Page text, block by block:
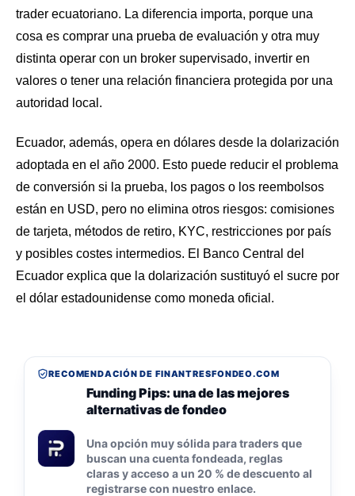
trader ecuatoriano. La diferencia importa, porque una
cosa es comprar una prueba de evaluación y otra muy
distinta operar con un broker supervisado, invertir en
valores o tener una relación financiera protegida por una
autoridad local.
Ecuador, además, opera en dólares desde la dolarización
adoptada en el año 2000. Esto puede reducir el problema
de conversión si la prueba, los pagos o los reembolsos
están en USD, pero no elimina otros riesgos: comisiones
de tarjeta, métodos de retiro, KYC, restricciones por país
y posibles costes intermedios. El Banco Central del
Ecuador explica que la dolarización sustituyó el sucre por
el dólar estadounidense como moneda oficial.
RECOMENDACIÓN DE FINANTRESFONDEO.COM
Funding Pips: una de las mejores
alternativas de fondeo
Una opción muy sólida para traders que
buscan una cuenta fondeada, reglas
claras y acceso a un 20 % de descuento al
registrarse con nuestro enlace.